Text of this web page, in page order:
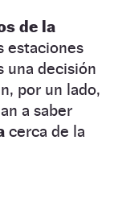
de la
estaciones
una decisión
por un lado,
a saber
cerca de la